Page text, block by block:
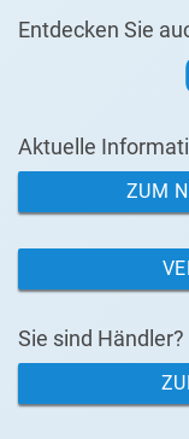
Entdecken Sie
Aktuelle
ZUM
Sie sind Händler?